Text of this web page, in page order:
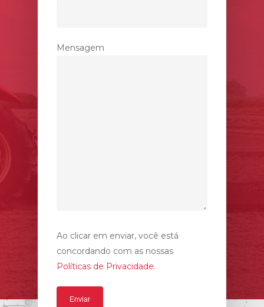
Mensagem
Ao clicar em enviar, você está
concordando com as nossas
Políticas de Privacidade.
TRATORES